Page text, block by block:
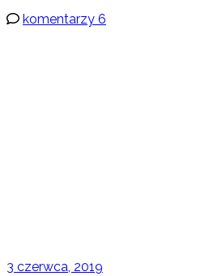
komentarzy 6
3 czerwca, 2019